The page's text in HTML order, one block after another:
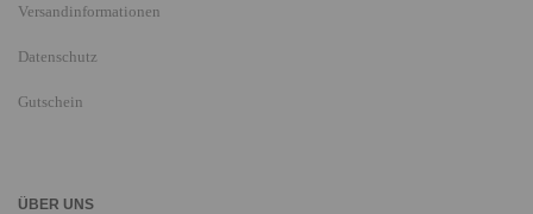
Versandinformationen
Datenschutz
Gutschein
ÜBER UNS